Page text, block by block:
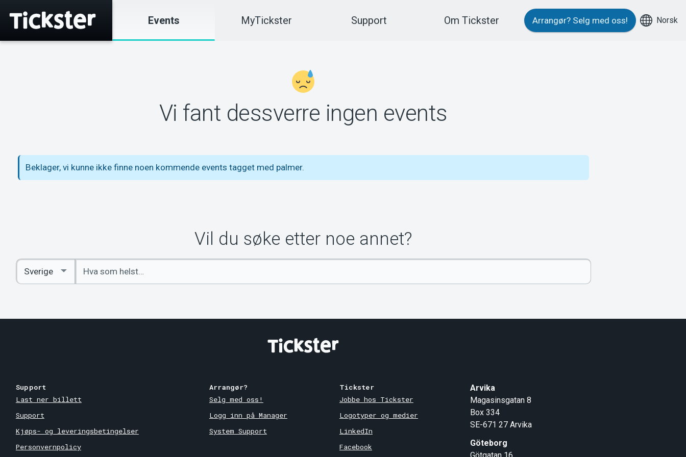
Events MyTickster Support Om Tickster Arrangør? Selg med oss! Norsk
Vi fant dessverre ingen events
Beklager, vi kunne ikke finne noen kommende events tagget med palmer.
Vil du søke etter noe annet?
Angi
nøkkelord
Select
Country
Support
Last ner billett
Support
Kjøps- og leveringsbetingelser
Personvernpolicy
Arrangør?
Selg med oss!
Logg inn på Manager
System Support
Tickster
Jobbe hos Tickster
Logotyper og medier
LinkedIn
Facebook
Arvika
Magasinsgatan 8
Box 334
SE-671 27 Arvika
Göteborg